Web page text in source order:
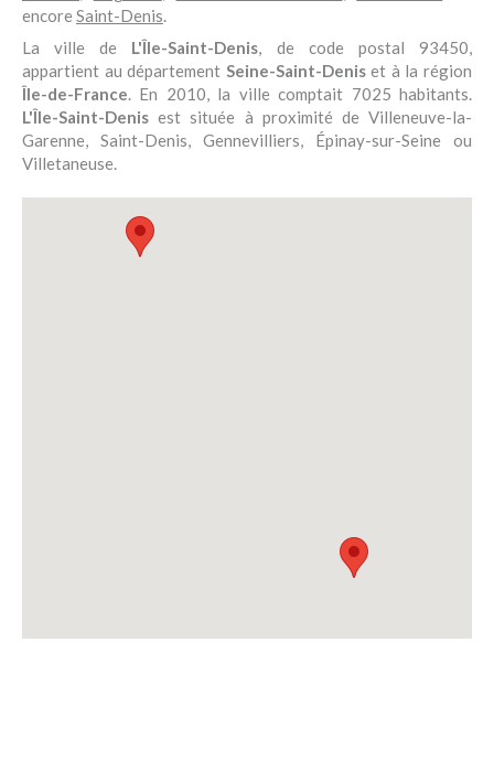
encore Saint-Denis.
La ville de L'Île-Saint-Denis, de code postal 93450,
appartient au département Seine-Saint-Deniset à la région
Île-de-France. En 2010, la ville comptait 7025 habitants.
L'Île-Saint-Denis est située à proximité de Villeneuve-la-
Garenne, Saint-Denis, Gennevilliers, Épinay-sur-Seine ou
Villetaneuse.